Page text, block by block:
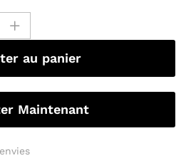
au panier
Maintenant